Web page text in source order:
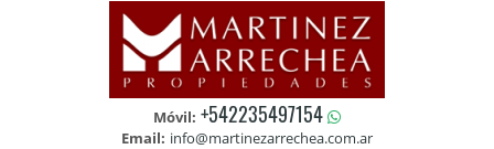
Móvil: +542235497154
Email: info@martinezarrechea.com.ar